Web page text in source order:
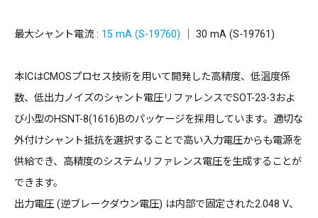
最大シャント電流 : 15 mA (S-19760) ｜ 30 mA (S-19761)
本ICはCMOSプロセス技術を用いて開発した高精度、低温度係
数、低出力ノイズのシャント電圧リファレンスでSOT-23-3およ
び小型のHSNT-8(1616)Bのパッケージを採用しています。適切な
外付けシャント抵抗を選択することで高い入力電圧からも電源を
供給でき、高精度のシステムリファレンス電圧を生成することが
できます。
出力電圧 (逆ブレークダウン電圧) は内部で固定された2.048 V、